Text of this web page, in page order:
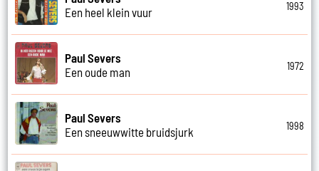
Een heel klein vuur
1993
Paul Severs
Een oude man
1972
Paul Severs
Een sneeuwwitte bruidsjurk
1998